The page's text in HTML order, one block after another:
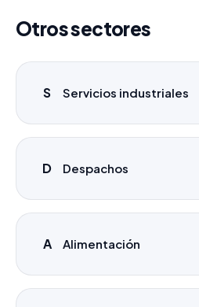
Otros sectores
S Servicios industriales
D Despachos
A Alimentación